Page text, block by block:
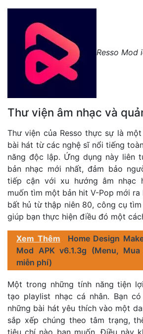
Resso Mod
Thư viện âm nhạc và
Thư viện của Resso thực sự là
bài hát từ các nghệ sĩ nổi tiếng
năng độc lập. Ứng dụng này liên
bản nhạc mới nhất, đảm bảo
tiếp cận với xu hướng âm nhạc
muốn tìm một bản hit V-Pop mới
bất hủ từ thập niên 80, công cụ tìm
giúp bạn thực hiện điều đó một
Xem Thêm
Home Design
Mod APK v6.1.3g (Menu, Mua
miễn phí)
Một trong những tính năng tiện
tạo playlist nhạc cá nhân. Bạn
những bài hát yêu thích vào một
sắp xếp chúng theo tâm trạng,
tiêu chí nào bạn muốn. Điều này